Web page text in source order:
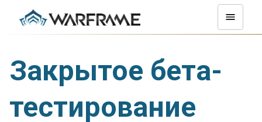
Закрытое бета-
тестирование